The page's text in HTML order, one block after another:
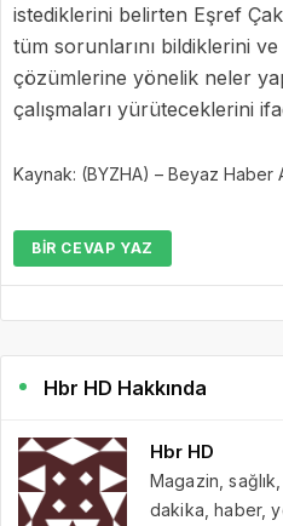
istediklerini belirten Eşref
tüm sorunlarını bildiklerini
çözümlerine yönelik neler
çalışmaları yürüteceklerini
Kaynak: (BYZHA) – Beyaz Haber
BIR CEVAP YAZ
Hbr HD Hakkında
Hbr HD
Magazin,
dakika, haber,